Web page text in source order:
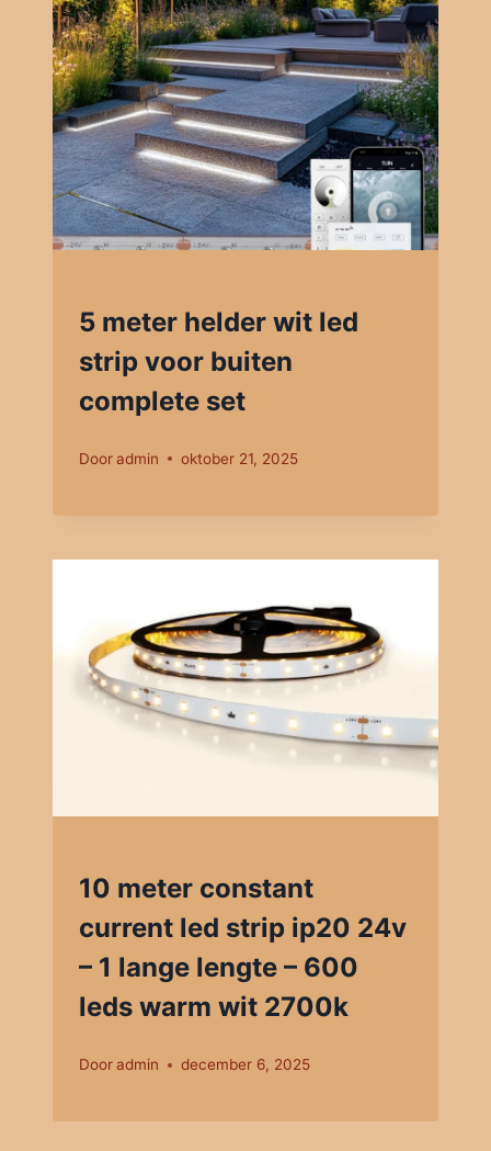
5 meter helder wit led
strip voor buiten
complete set
Dooradmin oktober 21, 2025
10 meter constant
current led strip ip20 24v
– 1 lange lengte – 600
leds warm wit 2700k
Dooradmin december 6, 2025